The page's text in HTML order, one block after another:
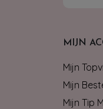
MIJN
Mijn
Mijn
Mijn Tip